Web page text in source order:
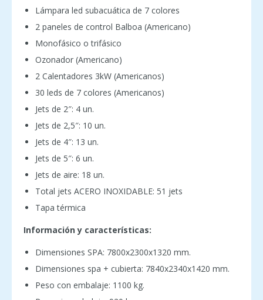
Lámpara led subacuática de 7 colores
2 paneles de control Balboa (Americano)
Monofásico o trifásico
Ozonador (Americano)
2 Calentadores 3kW (Americanos)
30 leds de 7 colores (Americanos)
Jets de 2″: 4 un.
Jets de 2,5″: 10 un.
Jets de 4″: 13 un.
Jets de 5″: 6 un.
Jets de aire: 18 un.
Total jets ACERO INOXIDABLE: 51 jets
Tapa térmica
Información y características:
Dimensiones SPA: 7800x2300x1320 mm.
Dimensiones spa + cubierta: 7840x2340x1420 mm.
Peso con embalaje: 1100 kg.